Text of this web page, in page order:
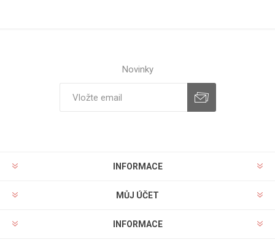
Novinky
INFORMACE
MŮJ ÚČET
INFORMACE